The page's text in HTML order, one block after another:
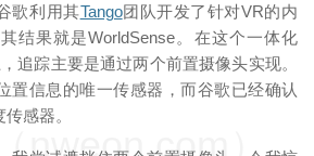
歌利用其Tango团队开发了针对VR的内
结果就是WorldSense。在这个一体化
追踪主要是通过两个前置摄像头实现。
置信息的唯一传感器，而谷歌已经确认
感器。
nweon.com）